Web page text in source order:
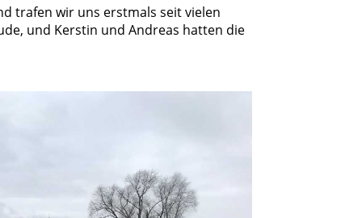
trafen wir uns erstmals seit vielen
und Kerstin und Andreas hatten die